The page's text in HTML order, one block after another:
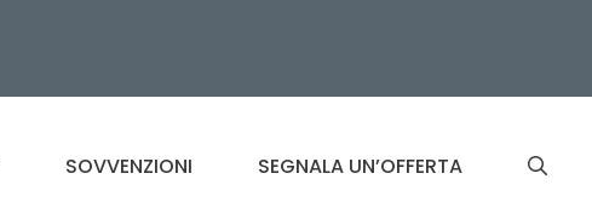
SOVVENZIONI SEGNALA UN’OFFERTA